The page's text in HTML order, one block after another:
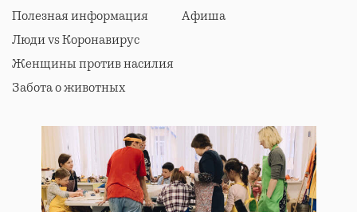
Полезная информация
Афиша
Люди vs Коронавирус
Женщины против насилия
Забота о животных